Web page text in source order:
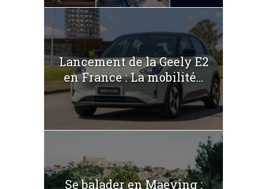
Lancement de la Geely E2
en France : La mobilité...
Se balader en Maeving :